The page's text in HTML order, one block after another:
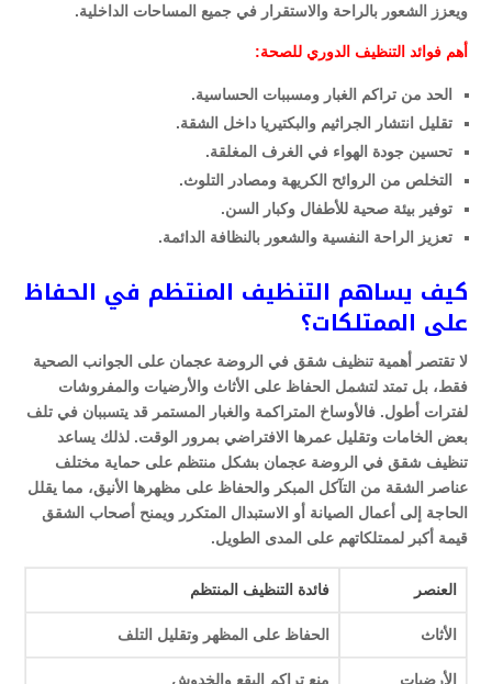
ويعزز الشعور بالراحة والاستقرار في جميع المساحات الداخلية.
أهم فوائد التنظيف الدوري للصحة:
الحد من تراكم الغبار ومسببات الحساسية.
تقليل انتشار الجراثيم والبكتيريا داخل الشقة.
تحسين جودة الهواء في الغرف المغلقة.
التخلص من الروائح الكريهة ومصادر التلوث.
توفير بيئة صحية للأطفال وكبار السن.
تعزيز الراحة النفسية والشعور بالنظافة الدائمة.
كيف يساهم التنظيف المنتظم في الحفاظ
على الممتلكات؟
لا تقتصر أهمية تنظيف شقق في الروضة عجمان على الجوانب الصحية
فقط، بل تمتد لتشمل الحفاظ على الأثاث والأرضيات والمفروشات
لفترات أطول. فالأوساخ المتراكمة والغبار المستمر قد يتسببان في تلف
بعض الخامات وتقليل عمرها الافتراضي بمرور الوقت. لذلك يساعد
تنظيف شقق في الروضة عجمان بشكل منتظم على حماية مختلف
عناصر الشقة من التآكل المبكر والحفاظ على مظهرها الأنيق، مما يقلل
الحاجة إلى أعمال الصيانة أو الاستبدال المتكرر ويمنح أصحاب الشقق
قيمة أكبر لممتلكاتهم على المدى الطويل.
العنصر فائدة التنظيف المنتظم
الأثاث الحفاظ على المظهر وتقليل التلف
الأرضيات منع تراكم البقع والخدوش